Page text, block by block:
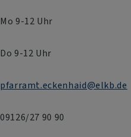
Mo 9-12 Uhr
Do 9-12 Uhr
pfarramt.eckenhaid@elkb.de
09126/27 90 90